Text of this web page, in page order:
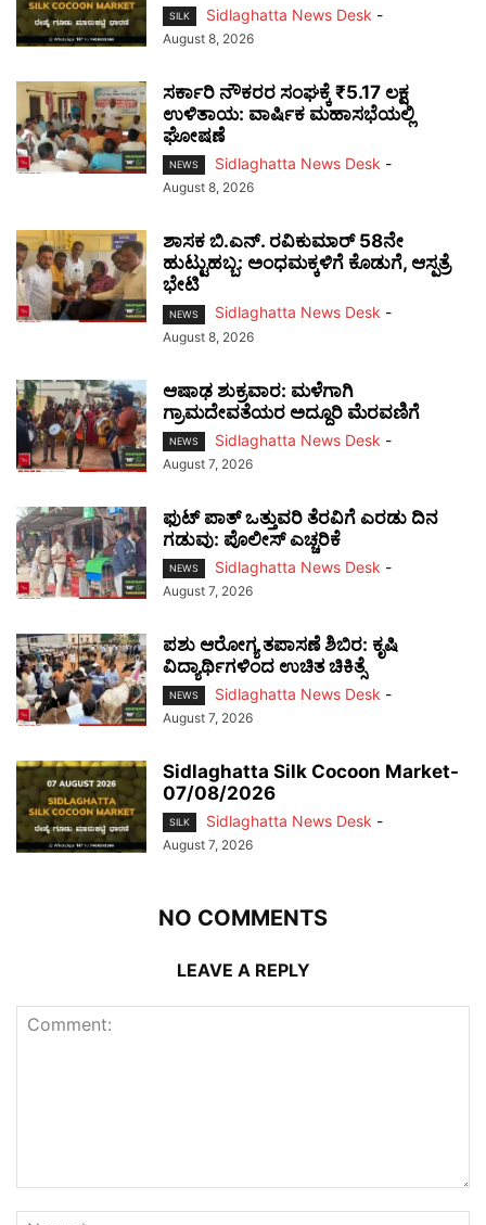
SILK Sidlaghatta News Desk -
August 8, 2026
ಸರ್ಕಾರಿ ನೌಕರರ ಸಂಘಕ್ಕೆ ₹5.17 ಲಕ್ಷ
ಉಳಿತಾಯ: ವಾರ್ಷಿಕ ಮಹಾಸಭೆಯಲ್ಲಿ
ಘೋಷಣೆ
NEWS Sidlaghatta News Desk -
August 8, 2026
ಶಾಸಕ ಬಿ.ಎನ್. ರವಿಕುಮಾರ್ 58ನೇ
ಹುಟ್ಟುಹಬ್ಬ: ಅಂಧಮಕ್ಕಳಿಗೆ ಕೊಡುಗೆ, ಆಸ್ಪತ್ರೆ
ಭೇಟಿ
NEWS Sidlaghatta News Desk -
August 8, 2026
ಆಷಾಢ ಶುಕ್ರವಾರ: ಮಳೆಗಾಗಿ
ಗ್ರಾಮದೇವತೆಯರ ಅದ್ದೂರಿ ಮೆರವಣಿಗೆ
NEWS Sidlaghatta News Desk -
August 7, 2026
ಫುಟ್‌ ಪಾತ್ ಒತ್ತುವರಿ ತೆರವಿಗೆ ಎರಡು ದಿನ
ಗಡುವು: ಪೊಲೀಸ್ ಎಚ್ಚರಿಕೆ
NEWS Sidlaghatta News Desk -
August 7, 2026
ಪಶು ಆರೋಗ್ಯ ತಪಾಸಣೆ ಶಿಬಿರ: ಕೃಷಿ
ವಿದ್ಯಾರ್ಥಿಗಳಿಂದ ಉಚಿತ ಚಿಕಿತ್ಸೆ
NEWS Sidlaghatta News Desk -
August 7, 2026
Sidlaghatta Silk Cocoon Market-
07/08/2026
SILK Sidlaghatta News Desk -
August 7, 2026
NO COMMENTS
LEAVE A REPLY